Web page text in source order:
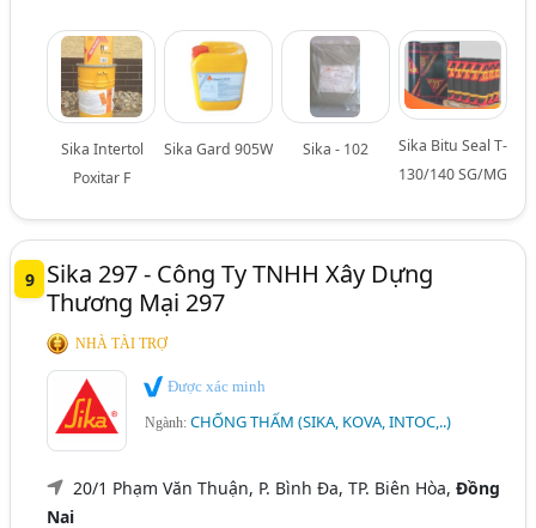
Sika Intertol
Poxitar F
Sika Gard 905W Sika - 102
Sika Bitu Seal T-
130/140 SG/MG
9
Sika 297 - Công Ty TNHH Xây Dựng
Thương Mại 297
NHÀ TÀI TRỢ
Được xác minh
Ngành:CHỐNG THẤM (SIKA, KOVA, INTOC,..)
20/1 Phạm Văn Thuận, P. Bình Đa, TP. Biên Hòa,Đồng
Nai